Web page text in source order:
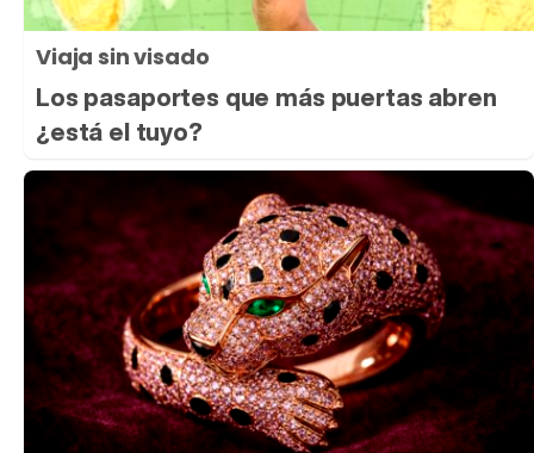
Viaja sin visado
Los pasaportes que más puertas abren
¿está el tuyo?